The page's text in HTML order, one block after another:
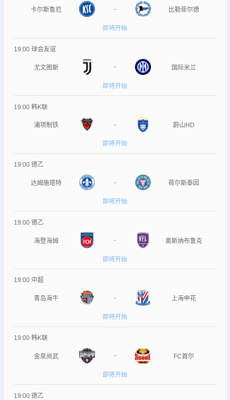
卡尔斯鲁厄 - 比勒菲尔德
即将开始
19:00 球会友谊
尤文图斯 - 国际米兰
即将开始
19:00 韩K联
浦项制铁 - 蔚山HD
即将开始
19:00 德乙
达姆施塔特 - 荷尔斯泰因
即将开始
19:00 德乙
海登海姆 - 奥斯纳布鲁克
即将开始
19:00 中超
青岛海牛 - 上海申花
即将开始
19:00 韩K联
金泉尚武 - FC首尔
即将开始
19:00 德乙